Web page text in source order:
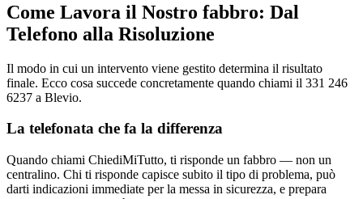
Come Lavora il Nostro fabbro: Dal
Telefono alla Risoluzione
Il modo in cui un intervento viene gestito determina il risultato
finale. Ecco cosa succede concretamente quando chiami il 331 246
6237 a Blevio.
La telefonata che fa la differenza
Quando chiami ChiediMiTutto, ti risponde un fabbro — non un
centralino. Chi ti risponde capisce subito il tipo di problema, può
darti indicazioni immediate per la messa in sicurezza, e prepara